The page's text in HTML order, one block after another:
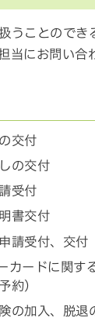
うことのでき
当にお問い合
交付
の交付
受付
書交付
請受付、交付
カードに関す
約）
の加入、脱退